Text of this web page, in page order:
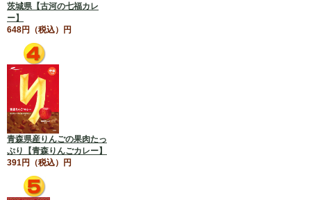
茨城県【古河の七福カレ
ー】
648円（税込）円
青森県産りんごの果肉たっ
ぷり【青森りんごカレー】
391円（税込）円